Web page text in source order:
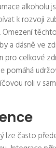
alkoholu
k rozvoji
a dásně ve
pro celkové
pomáhá
roli v
lze často